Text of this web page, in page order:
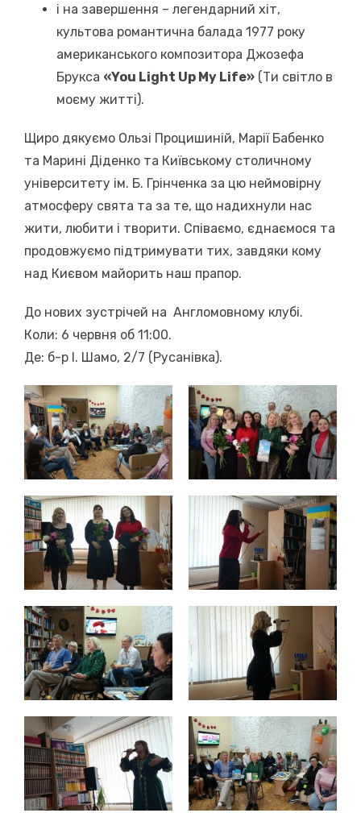
і на завершення – легендарний хіт,
культова романтична балада 1977 року
американського композитора Джозефа
Брукса «You Light Up My Life» (Ти світло в
моєму житті).
Щиро дякуємо Ользі Процишиній, Марії Бабенко
та Марині Діденко та Київському столичному
університету ім. Б. Грінченка за цю неймовірну
атмосферу свята та за те, що надихнули нас
жити, любити і творити. Співаємо, єднаємося та
продовжуємо підтримувати тих, завдяки кому
над Києвом майорить наш прапор.
До нових зустрічей на Англомовному клубі.
Коли: 6 червня об 11:00.
Де: б-р І. Шамо, 2/7 (Русанівка).